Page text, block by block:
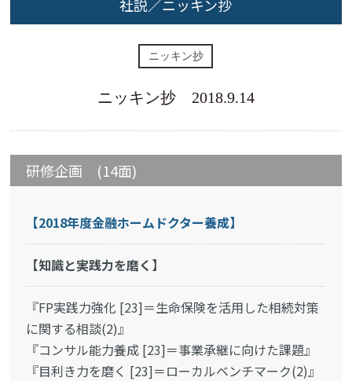
社説／ニッキン抄
ニッキン抄
ニッキン抄 2018.9.14
研修企画 (14面)
【2018年度金融ホームドクター養成】
【知識と実践力を磨く】
『FP実践力強化 [23]＝生命保険を活用した相続対策
に関する相談(2)』
『コンサル能力養成 [23]＝事業承継に向けた課題』
『目利き力を磨く [23]＝ローカルベンチマーク(2)』